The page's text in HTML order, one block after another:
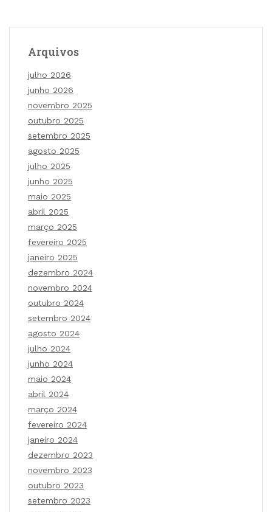
Arquivos
julho 2026
junho 2026
novembro 2025
outubro 2025
setembro 2025
agosto 2025
julho 2025
junho 2025
maio 2025
abril 2025
março 2025
fevereiro 2025
janeiro 2025
dezembro 2024
novembro 2024
outubro 2024
setembro 2024
agosto 2024
julho 2024
junho 2024
maio 2024
abril 2024
março 2024
fevereiro 2024
janeiro 2024
dezembro 2023
novembro 2023
outubro 2023
setembro 2023